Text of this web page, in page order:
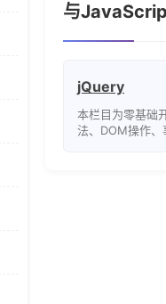
与
jQuery
本栏目为零基础
法、DOM操作